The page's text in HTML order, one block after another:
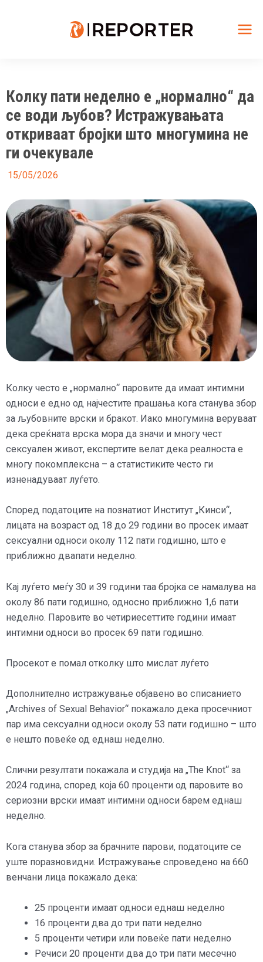
Колку пати неделно е „нормално“ да
се води љубов? Истражувањата
откриваат бројки што многумина не
ги очекувале
15/05/2026
Колку често е „нормално“ паровите да имаат интимни
односи е едно од најчестите прашања кога станува збор
за љубовните врски и бракот. Иако многумина веруваат
дека среќната врска мора да значи и многу чест
сексуален живот, експертите велат дека реалноста е
многу покомплексна – а статистиките често ги
изненадуваат луѓето.
Според податоците на познатиот Институт „Кинси“,
лицата на возраст од 18 до 29 години во просек имаат
сексуални односи околу 112 пати годишно, што е
приближно двапати неделно.
Кај луѓето меѓу 30 и 39 години таа бројка се намалува на
околу 86 пати годишно, односно приближно 1,6 пати
неделно. Паровите во четириесеттите години имаат
интимни односи во просек 69 пати годишно.
Просекот е помал отколку што мислат луѓето
Дополнително истражување објавено во списанието
„Archives of Sexual Behavior“ покажало дека просечниот
пар има сексуални односи околу 53 пати годишно – што
е нешто повеќе од еднаш неделно.
Слични резултати покажала и студија на „The Knot“ за
2024 година, според која 60 проценти од паровите во
сериозни врски имаат интимни односи барем еднаш
неделно.
Кога станува збор за брачните парови, податоците се
уште поразновидни. Истражување спроведено на 660
венчани лица покажало дека:
25 проценти имаат односи еднаш неделно
16 проценти два до три пати неделно
5 проценти четири или повеќе пати неделно
Речиси 20 проценти два до три пати месечно